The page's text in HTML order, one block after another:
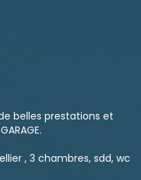
belles prestations et
, 3 chambres, sdd, wc